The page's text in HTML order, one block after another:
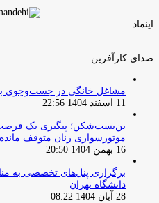
اینماد
صدای کارآفرین
مشاغل خانگی در جست‌وجوی
11 اسفند 1404 22:56
بن‌بست‌شکن؛ پیگیری یک
موتورسواری زنان متوقف
16 بهمن 1404 20:50
برگزاری پنل‌های تخصصی به
دانشگاه تهران
28 آبان 1404 08:22